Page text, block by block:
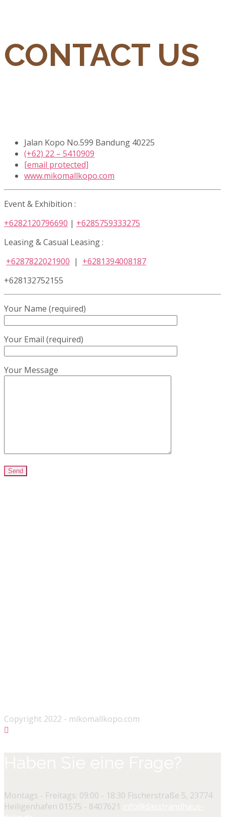
CONTACT US
Jalan Kopo No.599 Bandung 40225
(+62) 22 – 5410909
[email protected]
www.mikomallkopo.com
Event & Exhibition :
+6282120796690 | +6285759333275
Leasing & Casual Leasing :
+6287822021900 | +6281394008187
+628132752155
Your Name (required)
Your Email (required)
Your Message
Copyright 2022 - mikomallkopo.com
Montags - Freitags: 09:00 - 18:30 Fischerstraße 5, 23774
Heiligenhafen 01575 - 8407621